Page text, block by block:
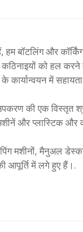
बॉटलिंग और
को हल करने
में
उपकरण की एक
और प्लास्टिक
मशीनों, मैनुअल
आपूर्ति में लगे हुए हैं।.